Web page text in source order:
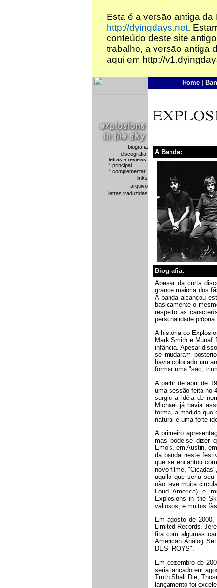
Esta é a versão antiga
http://dyingdays.net.
conteúdo deste site
trabalho, a versão antiga
aqui em http://
biografia
discografia,
letras e reviews:
* principal
* complementar
links
arquivo
letras traduzidas
Home
A Banda:
Biografia:
Apesar da curta
grande maioria dos
A banda alcançou
basicamente o
respeito as
personalidade
A história do
Mark Smith e Munaf
infância. Apesar
se mudaram posterio
havia colocado um
formar uma "sad,
A partir de abril de
uma sessão feita no
surgiu a idéia de
Michael já havia
forma, a medida que
natural e uma forte
A primeiro
mas pode-se dizer
Emo's, em Austin,
da banda neste
que se encantou
novo filme,
aquilo que seria seu
não teve muita
Loud America) e
Explosions in the
valiosos, e muitos
Em agosto de 2000,
Limited Records.
fita com algumas
American Analog
DESTROYS".
Em dezembro de
seria lançado em
Truth Shall Die,
lançamento foi